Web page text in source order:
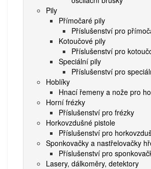
Pily
Přímočaré pily
Příslušenství pro
Kotoučové pily
Příslušenství pro
Speciální pily
Příslušenství pro
Hoblíky
Hnací řemeny a nože pro
Horní frézky
Příslušenství pro frézky
Horkovzdušné pistole
Příslušenství pro
Sponkovačky a nastřelovačky
Příslušenství pro
Lasery, dálkoměry, detektory